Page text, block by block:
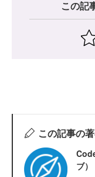
この記
この記事の
ブ）